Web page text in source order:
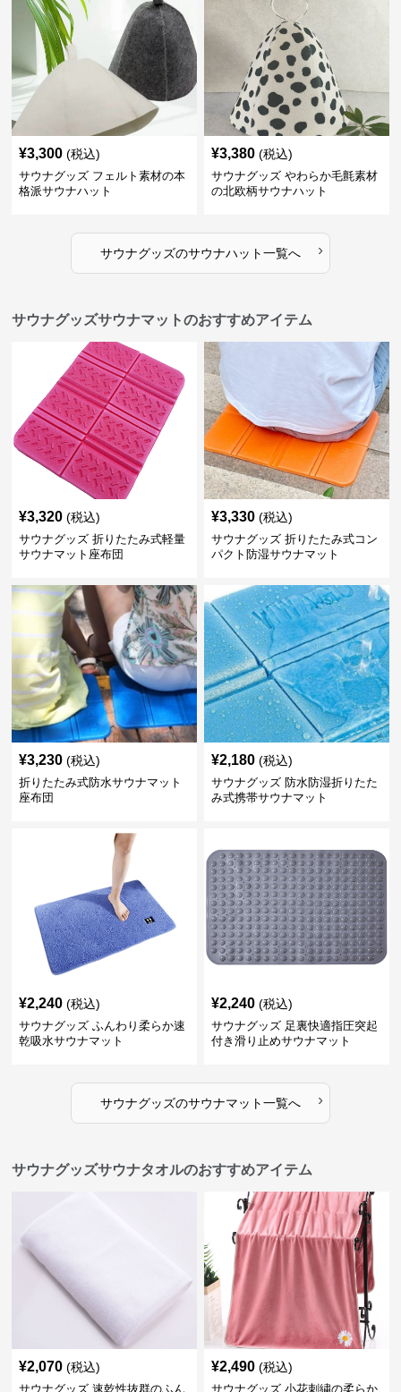
¥3,300 (税込)
サウナグッズ フェルト素材の本
格派サウナハット
¥3,380 (税込)
サウナグッズ やわらか毛氈素材
の北欧柄サウナハット
サウナグッズのサウナハット一覧へ ›
サウナグッズサウナマットのおすすめアイテム
¥3,320 (税込)
サウナグッズ 折りたたみ式軽量
サウナマット座布団
¥3,330 (税込)
サウナグッズ 折りたたみ式コン
パクト防湿サウナマット
¥3,230 (税込)
折りたたみ式防水サウナマット
座布団
¥2,180 (税込)
サウナグッズ 防水防湿折りたた
み式携帯サウナマット
¥2,240 (税込)
サウナグッズ ふんわり柔らか速
乾吸水サウナマット
¥2,240 (税込)
サウナグッズ 足裏快適指圧突起
付き滑り止めサウナマット
サウナグッズのサウナマット一覧へ ›
サウナグッズサウナタオルのおすすめアイテム
¥2,070 (税込)
サウナグッズ 速乾性抜群のふん
¥2,490 (税込)
サウナグッズ 小花刺繍の柔らか